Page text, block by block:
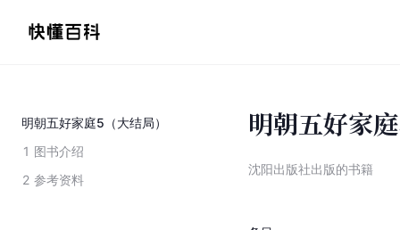
明朝五好家庭5（大结局）
1 图书介绍
2 参考资料
明朝五好家
沈阳出版社出版的书籍